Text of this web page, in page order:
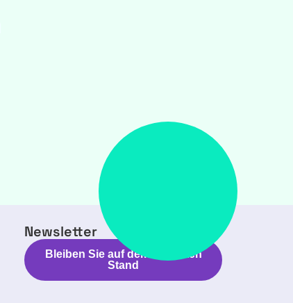
Newsletter
Bleiben Sie auf dem neuesten
Stand